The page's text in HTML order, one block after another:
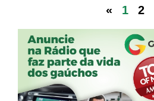
« 1 2